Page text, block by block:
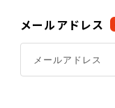
メールアドレス